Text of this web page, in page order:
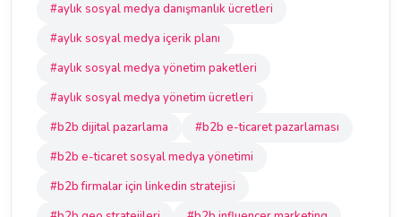
#aylık sosyal medya danışmanlık ücretleri
#aylık sosyal medya içerik planı
#aylık sosyal medya yönetim paketleri
#aylık sosyal medya yönetim ücretleri
#b2b dijital pazarlama
#b2b e-ticaret pazarlaması
#b2b e-ticaret sosyal medya yönetimi
#b2b firmalar için linkedin stratejisi